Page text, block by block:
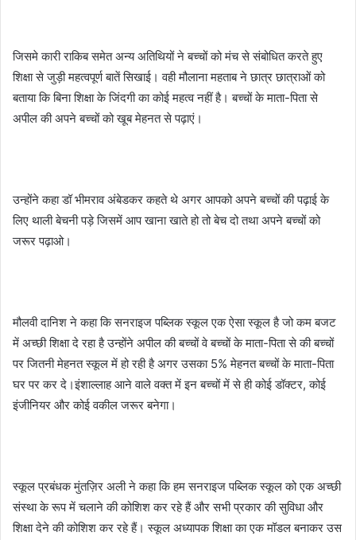
जिसमे कारी राकिब समेत अन्य अतिथियों ने बच्चों को मंच से संबोधित करते हुए
शिक्षा से जुड़ी महत्वपूर्ण बातें सिखाई। वही मौलाना महताब ने छात्र छात्राओं को
बताया कि बिना शिक्षा के जिंदगी का कोई महत्व नहीं है। बच्चों के माता-पिता से
अपील की अपने बच्चों को खूब मेहनत से पढ़ाएं।
उन्होंने कहा डॉ भीमराव अंबेडकर कहते थे अगर आपको अपने बच्चों की पढ़ाई के
लिए थाली बेचनी पड़े जिसमें आप खाना खाते हो तो बेच दो तथा अपने बच्चों को
जरूर पढ़ाओ।
मौलवी दानिश ने कहा कि सनराइज पब्लिक स्कूल एक ऐसा स्कूल है जो कम बजट
में अच्छी शिक्षा दे रहा है उन्होंने अपील की बच्चों वे बच्चों के माता-पिता से की बच्चों
पर जितनी मेहनत स्कूल में हो रही है अगर उसका 5% मेहनत बच्चों के माता-पिता
घर पर कर दे।इंशाल्लाह आने वाले वक्त में इन बच्चों में से ही कोई डॉक्टर, कोई
इंजीनियर और कोई वकील जरूर बनेगा।
स्कूल प्रबंधक मुंतज़िर अली ने कहा कि हम सनराइज पब्लिक स्कूल को एक अच्छी
संस्था के रूप में चलाने की कोशिश कर रहे हैं और सभी प्रकार की सुविधा और
शिक्षा देने की कोशिश कर रहे हैं। स्कूल अध्यापक शिक्षा का एक मॉडल बनाकर उस